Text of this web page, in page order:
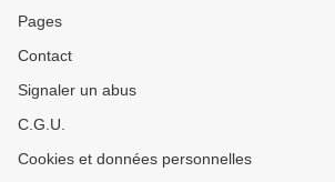
Pages
Contact
Signaler un abus
C.G.U.
Cookies et données personnelles